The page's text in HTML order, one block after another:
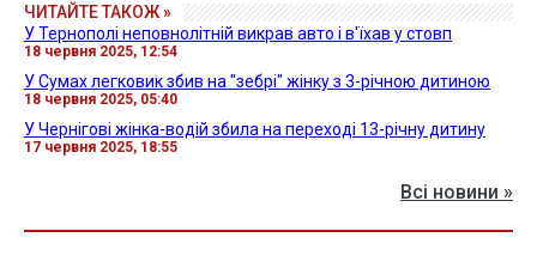
ЧИТАЙТЕ ТАКОЖ »
У Тернополі неповнолітній викрав авто і в'їхав у стовп
18 червня 2025, 12:54
У Сумах легковик збив на "зебрі" жінку з 3-річною дитиною
18 червня 2025, 05:40
У Чернігові жінка-водій збила на переході 13-річну дитину
17 червня 2025, 18:55
Всі новини »